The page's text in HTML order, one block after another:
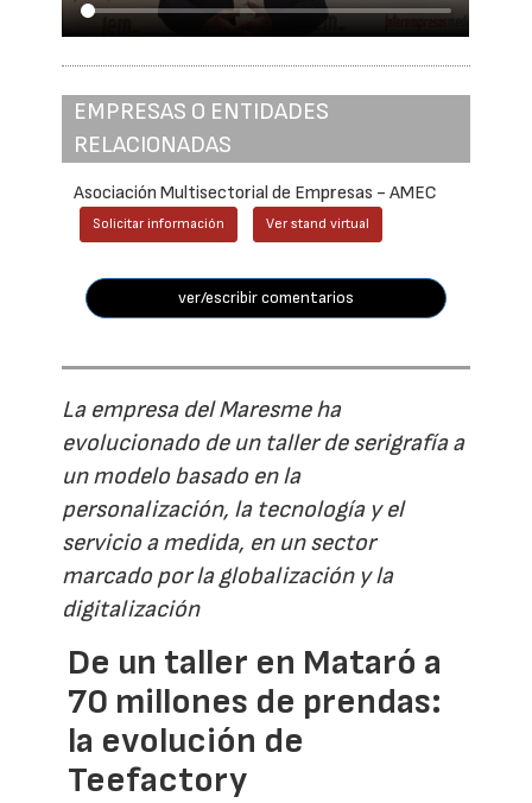
EMPRESAS O ENTIDADES
RELACIONADAS
Asociación Multisectorial de Empresas - AMEC
Solicitar información Ver stand virtual
ver/escribir comentarios
La empresa del Maresme ha
evolucionado de un taller de serigrafía a
un modelo basado en la
personalización, la tecnología y el
servicio a medida, en un sector
marcado por la globalización y la
digitalización
De un taller en Mataró a
70 millones de prendas:
la evolución de
Teefactory